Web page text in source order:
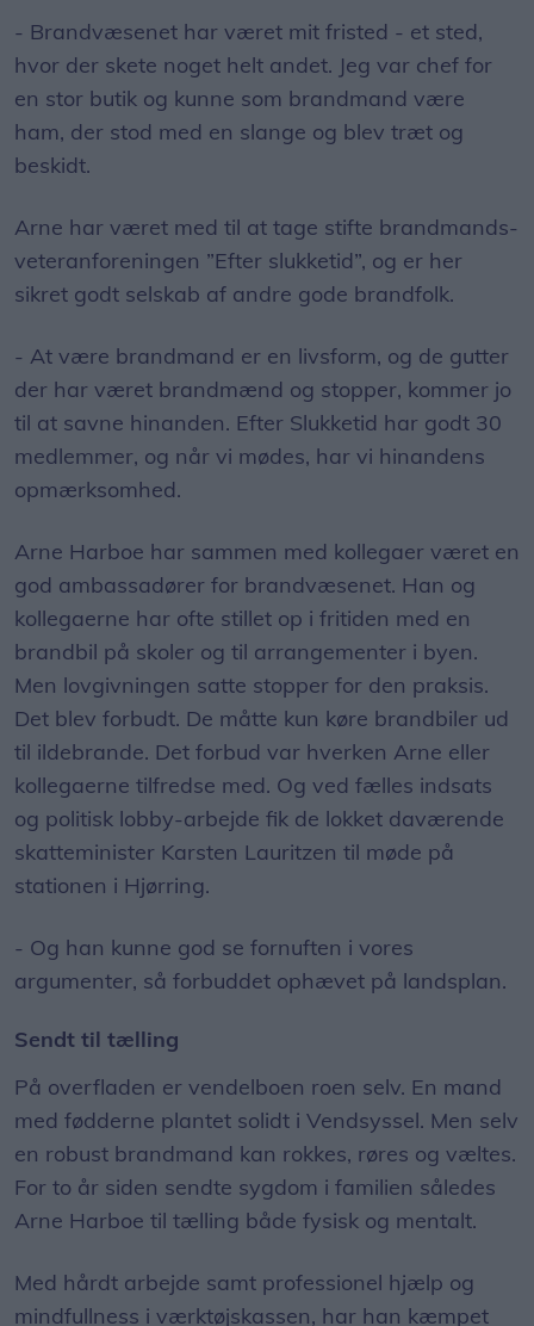
- Brandvæsenet har været mit fristed - et sted,
hvor der skete noget helt andet. Jeg var chef for
en stor butik og kunne som brandmand være
ham, der stod med en slange og blev træt og
beskidt.
Arne har været med til at tage stifte brandmands-
veteranforeningen ”Efter slukketid”, og er her
sikret godt selskab af andre gode brandfolk.
- At være brandmand er en livsform, og de gutter
der har været brandmænd og stopper, kommer jo
til at savne hinanden. Efter Slukketid har godt 30
medlemmer, og når vi mødes, har vi hinandens
opmærksomhed.
Arne Harboe har sammen med kollegaer været en
god ambassadører for brandvæsenet. Han og
kollegaerne har ofte stillet op i fritiden med en
brandbil på skoler og til arrangementer i byen.
Men lovgivningen satte stopper for den praksis.
Det blev forbudt. De måtte kun køre brandbiler ud
til ildebrande. Det forbud var hverken Arne eller
kollegaerne tilfredse med. Og ved fælles indsats
og politisk lobby-arbejde fik de lokket daværende
skatteminister Karsten Lauritzen til møde på
stationen i Hjørring.
- Og han kunne god se fornuften i vores
argumenter, så forbuddet ophævet på landsplan.
Sendt til tælling
På overfladen er vendelboen roen selv. En mand
med fødderne plantet solidt i Vendsyssel. Men selv
en robust brandmand kan rokkes, røres og væltes.
For to år siden sendte sygdom i familien således
Arne Harboe til tælling både fysisk og mentalt.
Med hårdt arbejde samt professionel hjælp og
mindfullness i værktøjskassen, har han kæmpet